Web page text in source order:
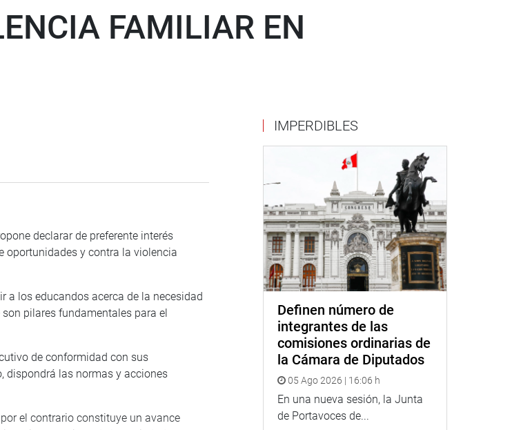
FAMILIAR EN
declarar de preferente interés
oportunidades y contra la violencia
a los educandos acerca de la necesidad
pilares fundamentales para el
de conformidad con sus
dispondrá las normas y acciones
el contrario constituye un avance
IMPERDIBLES
Definen número de
integrantes de las
comisiones ordinarias de
la Cámara de Diputados
05 Ago 2026 | 16:06 h
En una nueva sesión, la Junta
de Portavoces de...